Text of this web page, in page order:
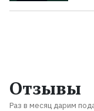
Отзывы
Раз в месяц дарим